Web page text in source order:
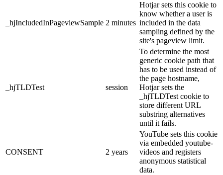
_hjIncludedInPageviewSample 2 minutes
Hotjar sets this cookie to
know whether a user is
included in the data
sampling defined by the
site's pageview limit.
_hjTLDTest session
To determine the most
generic cookie path that
has to be used instead of
the page hostname,
Hotjar sets the
_hjTLDTest cookie to
store different URL
substring alternatives
until it fails.
CONSENT 2 years
YouTube sets this cookie
via embedded youtube-
videos and registers
anonymous statistical
data.